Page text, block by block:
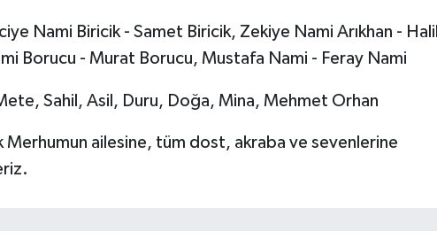
Nami Biricik - Samet Biricik, Zekiye Nami Arıkhan - Halil
Borucu - Murat Borucu, Mustafa Nami - Feray Nami
Sahil, Asil, Duru, Doğa, Mina, Mehmet Orhan
Merhumun ailesine, tüm dost, akraba ve sevenlerine